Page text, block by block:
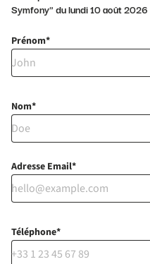
Symfony" du lundi 10 août 2026
Prénom
Nom
Adresse Email
Téléphone